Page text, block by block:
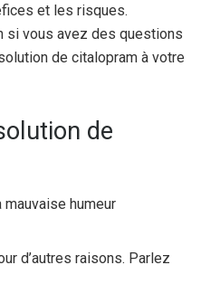
et les risques.
si vous avez des questions
de citalopram à votre
de
humeur
d’autres raisons. Parlez